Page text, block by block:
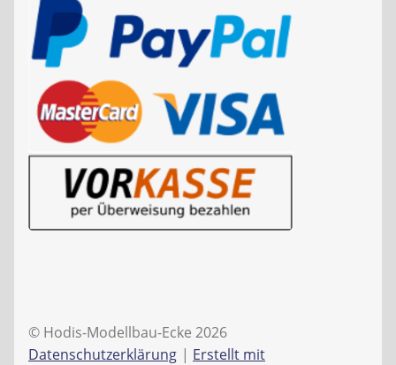
© Hodis-Modellbau-Ecke 2026
Datenschutzerklärung
Erstellt mit